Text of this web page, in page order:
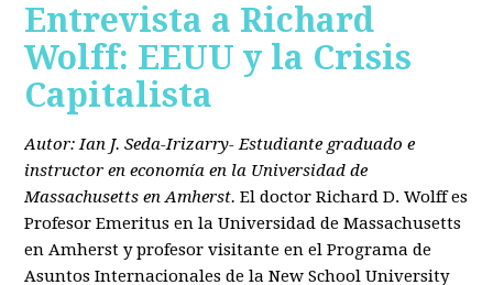
Entrevista a Richard
Wolff: EEUU y la Crisis
Capitalista
Autor: Ian J. Seda-Irizarry- Estudiante graduado e
instructor en economía en la Universidad de
Massachusetts en Amherst. El doctor Richard D. Wolff es
Profesor Emeritus en la Universidad de Massachusetts
en Amherst y profesor visitante en el Programa de
Asuntos Internacionales de la New School University